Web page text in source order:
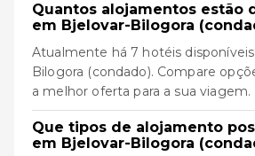
Quantos alojamentos estão
em Bjelovar-Bilogora
Atualmente há 7 hotéis
Bilogora (condado). Compare
a melhor oferta para a sua viagem.
Que tipos de alojamento
em Bjelovar-Bilogora